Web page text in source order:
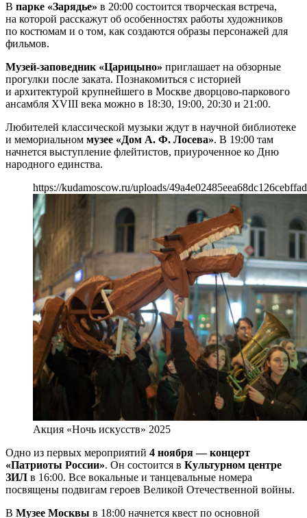
В парке «Зарядье» в 20:00 состоится творческая встреча,
на которой расскажут об особенностях работы художников
по костюмам и о том, как создаются образы персонажей для
фильмов.
Музей-заповедник «Царицыно» приглашает на обзорные
прогулки после заката. Познакомиться с историей
и архитектурой крупнейшего в Москве дворцово-паркового
ансамбля XVIII века можно в 18:30, 19:00, 20:30 и 21:00.
Любителей классической музыки ждут в научной библиотеке
и мемориальном музее «Дом А. Ф. Лосева». В 19:00 там
начнется выступление флейтистов, приуроченное ко Дню
народного единства.
https://kudamoscow.ru/uploads/
Акция «Ночь искусств» 2025
Одно из первых мероприятий 4 ноября — концерт
«Патриоты России». Он состоится в Культурном центре
ЗИЛ в 16:00. Все вокальные и танцевальные номера
посвящены подвигам героев Великой Отечественной войны.
В Музее Москвы в 18:00 начнется квест по основной